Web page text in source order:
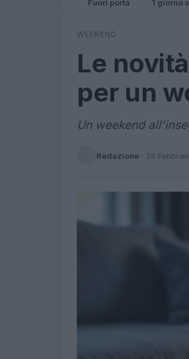
Fuori porta 1 giorno
WEEKEND
Le
per un
Un weekend
Redazione · 25